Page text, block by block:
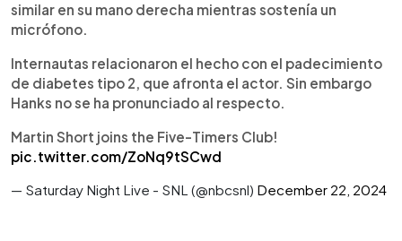
similar en su mano derecha mientras sostenía un
micrófono.
Internautas relacionaron el hecho con el padecimiento
de diabetes tipo 2, que afronta el actor. Sin embargo
Hanks no se ha pronunciado al respecto.
Martin Short joins the Five-Timers Club!
pic.twitter.com/ZoNq9tSCwd
— Saturday Night Live - SNL (@nbcsnl) December 22, 2024